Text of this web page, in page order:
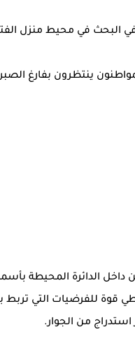
البحث في محيط منزل
ينتظرون بفارغ الصبر
الدائرة المحيطة
قوة للفرضيات التي تربط
استدراج من الجوار.